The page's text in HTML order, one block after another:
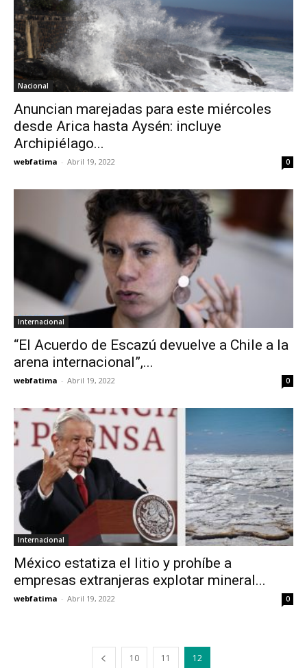
Nacional
Anuncian marejadas para este miércoles
desde Arica hasta Aysén: incluye
Archipiélago...
webfatima - Abril 19, 2022 0
Internacional
“El Acuerdo de Escazú devuelve a Chile a la
arena internacional”,...
webfatima - Abril 19, 2022 0
Internacional
México estatiza el litio y prohíbe a
empresas extranjeras explotar mineral...
webfatima - Abril 19, 2022 0
10 11 12